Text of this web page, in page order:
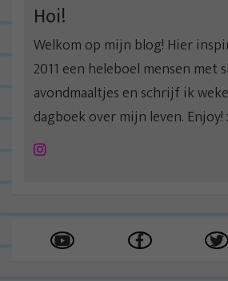
Hoi!
Welkom op mijn blog! Hier
2011 een heleboel mensen met
avondmaaltjes en schrijf ik
dagboek over mijn leven. Enjoy!
Instagram